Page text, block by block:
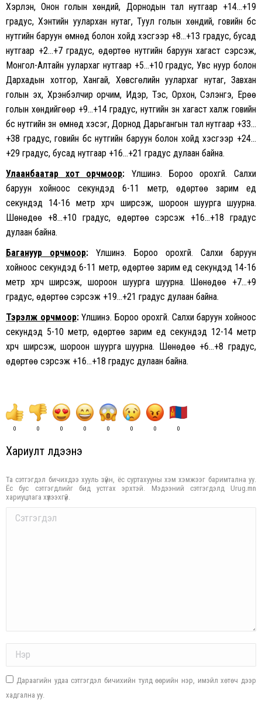
Хэрлэн, Онон голын хөндий, Дорнодын тал нутгаар +14…+19
градус, Хэнтийн уулархан нутаг, Туул голын хөндий, говийн бүс
нутгийн баруун өмнөд болон хойд хэсгээр +8…+13 градус, бусад
нутгаар +2…+7 градус, өдөртөө нутгийн баруун хагаст сэрүүсэж,
Монгол-Алтайн уулархаг нутгаар +5…+10 градус, Увс нуур болон
Дархадын хотгор, Хангай, Хөвсгөлийн уулархаг нутаг, Завхан
голын эх, Хүрэнбэлчир орчим, Идэр, Тэс, Орхон, Сэлэнгэ, Ерөө
голын хөндийгөөр +9…+14 градус, нутгийн зүүн хагаст халж говийн
бүс нутгийн зүүн өмнөд хэсэг, Дорнод Дарьгангын тал нутгаар +33…
+38 градус, говийн бүс нутгийн баруун болон хойд хэсгээр +24…
+29 градус, бусад нутгаар +16…+21 градус дулаан байна.
Улаанбаатар хот орчмоор:Үүлшинэ. Бороо орохгүй. Салхи
баруун хойноос секундэд 6-11 метр, өдөртөө зарим үед
секундэд 14-16 метр хүрч ширүүсэж, шороон шуурга шуурна.
Шөнөдөө +8…+10 градус, өдөртөө сэрүүсэж +16…+18 градус
дулаан байна.
Багануур орчмоор: Үүлшинэ. Бороо орохгүй. Салхи баруун
хойноос секундэд 6-11 метр, өдөртөө зарим үед секундэд 14-16
метр хүрч ширүүсэж, шороон шуурга шуурна. Шөнөдөө +7…+9
градус, өдөртөө сэрүүсэж +19…+21 градус дулаан байна.
Тэрэлж орчмоор:Үүлшинэ. Бороо орохгүй. Салхи баруун хойноос
секундэд 5-10 метр, өдөртөө зарим үед секундэд 12-14 метр
хүрч ширүүсэж, шороон шуурга шуурна. Шөнөдөө +6…+8 градус,
өдөртөө сэрүүсэж +16…+18 градус дулаан байна.
0 0 0 0 0 0 0 0
Хариулт үлдээнэ үү
Та сэтгэгдэл бичихдээ хууль зүйн, ёс суртахууны хэм хэмжээг баримтална уу.
Ёс бус сэтгэгдлийг бид устгах эрхтэй. Мэдээний сэтгэгдэлд Urug.mn
хариуцлага хүлээхгүй.
Comment
Дараагийн удаа сэтгэгдэл бичихийн тулд өөрийн нэр, имэйл хөтөч дээр
хадгална уу.